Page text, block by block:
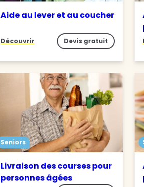
Aide au lever et au coucher
Découvrir Devis gratuit
Seniors
Livraison des courses pour
personnes âgées